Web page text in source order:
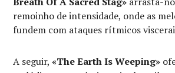
remoinho de intensidade, onde as
fundem com ataques rítmicos
A seguir,«The Earth Is Weeping»